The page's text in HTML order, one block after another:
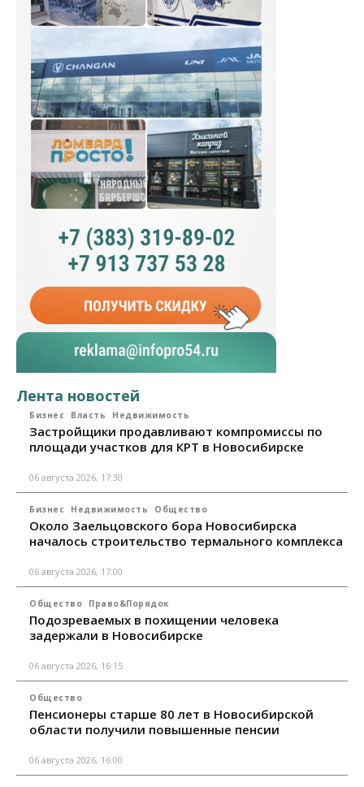
Лента новостей
Бизнес Власть Недвижимость
Застройщики продавливают компромиссы по
площади участков для КРТ в Новосибирске
06 августа 2026, 17:30
Бизнес Недвижимость Общество
Около Заельцовского бора Новосибирска
началось строительство термального комплекса
06 августа 2026, 17:00
Общество Право&Порядок
Подозреваемых в похищении человека
задержали в Новосибирске
06 августа 2026, 16:15
Общество
Пенсионеры старше 80 лет в Новосибирской
области получили повышенные пенсии
06 августа 2026, 16:00